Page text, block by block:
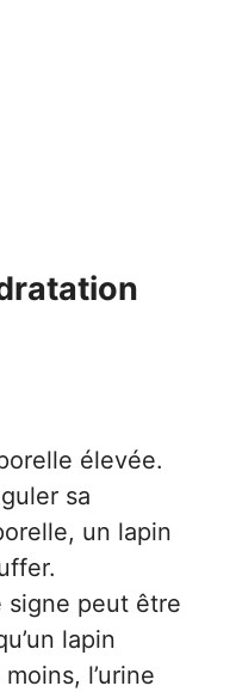
élevée.
sa
un lapin
signe peut être
lapin
l’urine